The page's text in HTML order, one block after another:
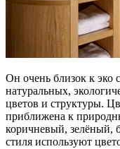
Он очень близок к эко
натуральных,
цветов и структуры.
приближена к
коричневый, зелёный,
стиля используют